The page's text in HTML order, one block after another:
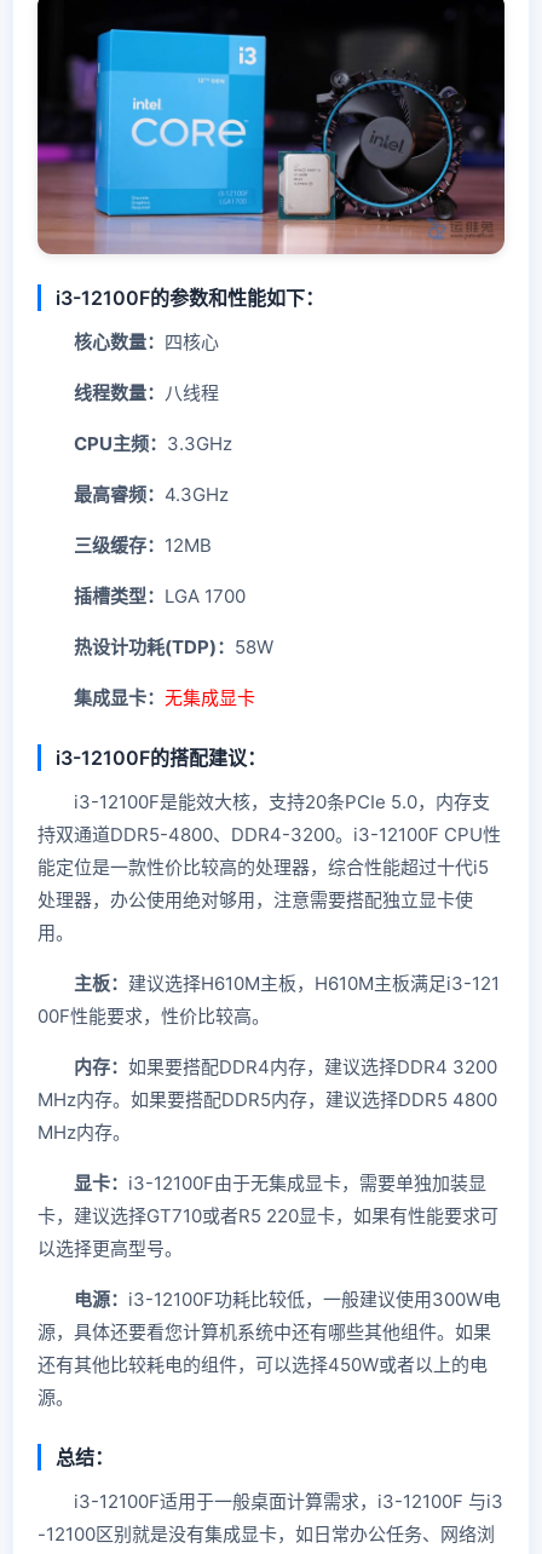
i3-12100F的参数和性能如下：
核心数量： 四核心
线程数量： 八线程
CPU主频： 3.3GHz
最高睿频： 4.3GHz
三级缓存： 12MB
插槽类型： LGA 1700
热设计功耗(TDP)： 58W
集成显卡： 无集成显卡
i3-12100F的搭配建议：
i3-12100F是能效大核，支持20条PCIe 5.0，内存支
持双通道DDR5-4800、DDR4-3200。i3-12100F CPU性
能定位是一款性价比较高的处理器，综合性能超过十代i5
处理器，办公使用绝对够用，注意需要搭配独立显卡使
用。
主板： 建议选择H610M主板，H610M主板满足i3-121
00F性能要求，性价比较高。
内存： 如果要搭配DDR4内存，建议选择DDR4 3200
MHz内存。如果要搭配DDR5内存，建议选择DDR5 4800
MHz内存。
显卡： i3-12100F由于无集成显卡，需要单独加装显
卡，建议选择GT710或者R5 220显卡，如果有性能要求可
以选择更高型号。
电源： i3-12100F功耗比较低，一般建议使用300W电
源，具体还要看您计算机系统中还有哪些其他组件。如果
还有其他比较耗电的组件，可以选择450W或者以上的电
源。
总结：
i3-12100F适用于一般桌面计算需求，i3-12100F 与i3
-12100区别就是没有集成显卡，如日常办公任务、网络浏